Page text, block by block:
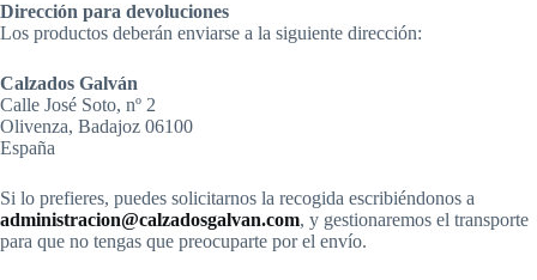
Dirección para devoluciones
Los productos deberán enviarse a la siguiente dirección:
Calzados Galván
Calle José Soto, nº 2
Olivenza, Badajoz 06100
España
Si lo prefieres, puedes solicitarnos la recogida escribiéndonos a
administracion@calzadosgalvan.com, y gestionaremos el transporte
para que no tengas que preocuparte por el envío.